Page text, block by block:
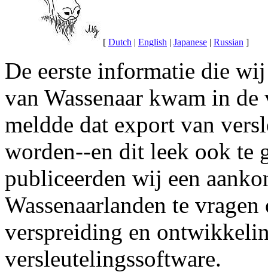
[ Dutch | English | Japanese | Russian ]
De eerste informatie die
van Wassenaar kwam in
meldde dat export van
worden--en dit leek ook te
publiceerden wij een
Wassenaarlanden te
verspreiding en
versleutelingssoftware.